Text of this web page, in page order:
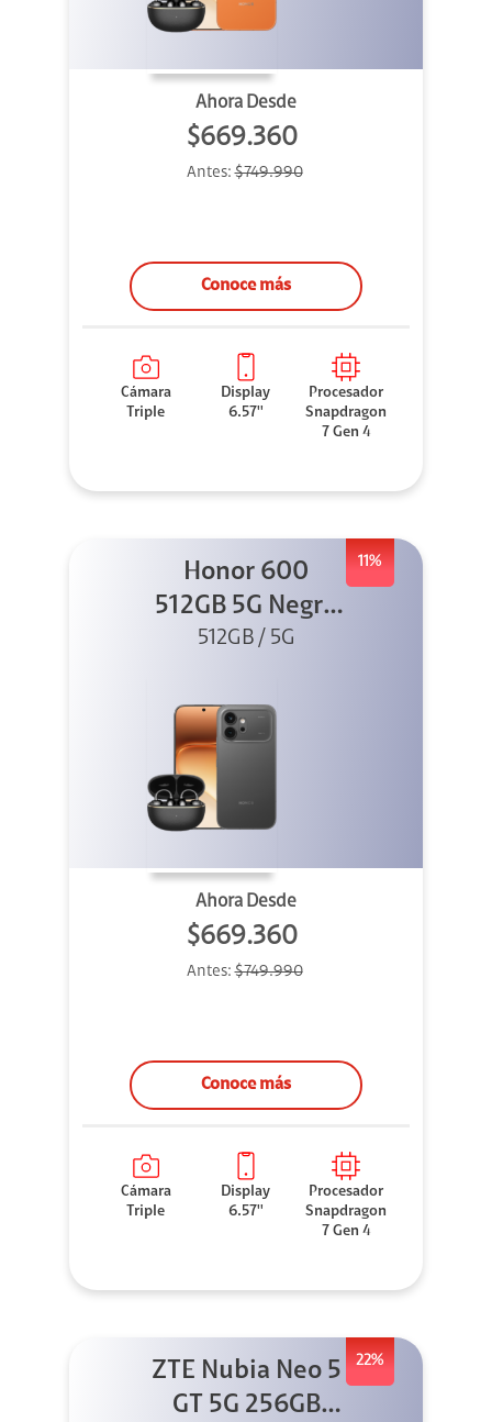
Ahora Desde
$669.360
Antes:$749.990
Conoce más
Cámara
Triple
Display
6.57''
Procesador
Snapdragon
7 Gen 4
11%
Honor 600
512GB 5G Negro
+ Clip 2
512GB / 5G
Ahora Desde
$669.360
Antes:$749.990
Conoce más
Cámara
Triple
Display
6.57''
Procesador
Snapdragon
7 Gen 4
22%
ZTE Nubia Neo 5
GT 5G 256GB